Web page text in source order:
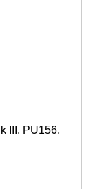
III, PU156,